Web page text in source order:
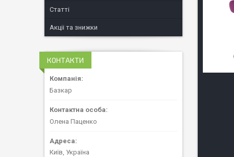
Статті
Акціі та знижки
КОНТАКТИ
Базкар
Олена Паценко
Київ, Україна